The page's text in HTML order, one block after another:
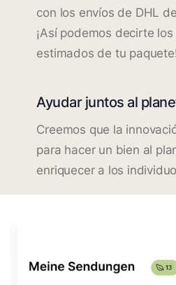
con los envíos de DHL
¡Así podemos decirte
estimados de tu
Ayudar juntos al
Creemos que la
para hacer un bien al
enriquecer a los